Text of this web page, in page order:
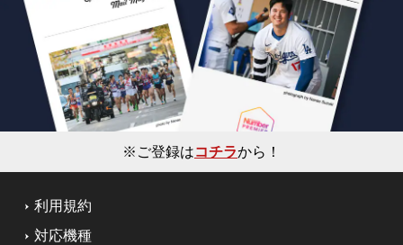
※ご登録はコチラから！
利用規約
対応機種